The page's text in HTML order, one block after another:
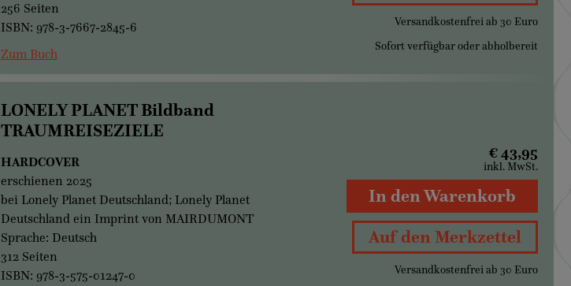
256 Seiten
ISBN: 978-3-7667-2845-6
Zum Buch
Versandkostenfrei ab 30 Euro
Sofort verfügbar oder abholbereit
LONELY PLANET Bildband
TRAUMREISEZIELE
HARDCOVER
erschienen 2025
bei Lonely Planet Deutschland; Lonely Planet
Deutschland ein Imprint von MAIRDUMONT
Sprache: Deutsch
312 Seiten
ISBN: 978-3-575-01247-0
€ 43,95
inkl. MwSt.
In den Warenkorb
Auf den Merkzettel
Versandkostenfrei ab 30 Euro